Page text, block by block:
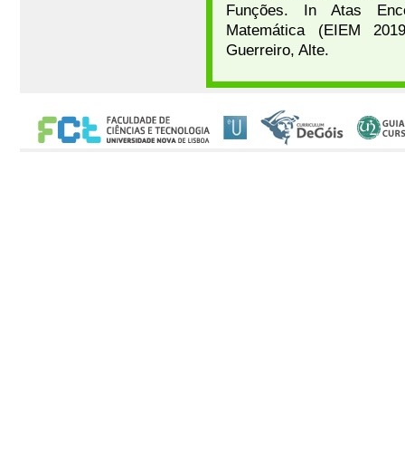
Funções. In Atas
Matemática (EIEM
Guerreiro, Alte.